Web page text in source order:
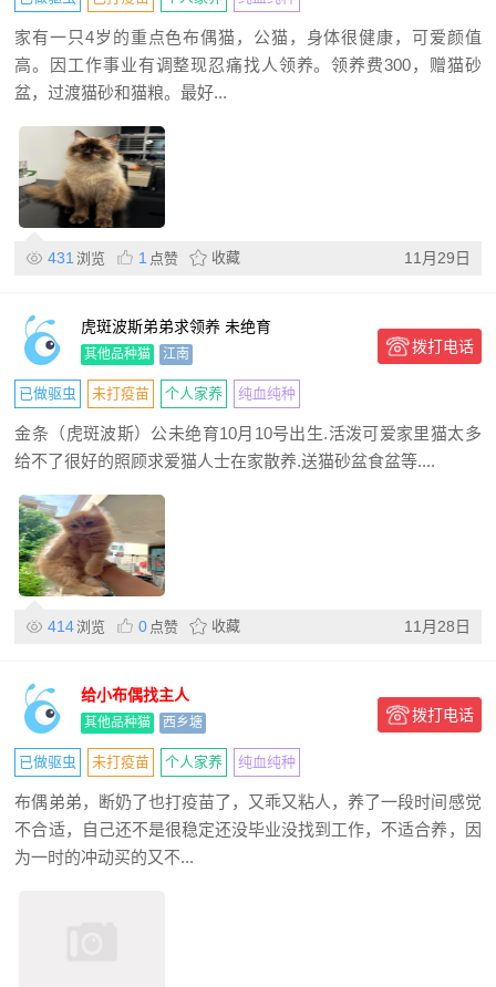
家有一只4岁的重点色布偶猫，公猫，身体很健康，可爱颜值
高。因工作事业有调整现忍痛找人领养。领养费300，赠猫砂
盆，过渡猫砂和猫粮。最好...
431 浏览 1 点赞 收藏 11月29日
虎斑波斯弟弟求领养 未绝育
其他品种猫 江南 拨打电话
已做驱虫 未打疫苗 个人家养 纯血纯种
金条（虎斑波斯）公未绝育10月10号出生.活泼可爱家里猫太多
给不了很好的照顾求爱猫人士在家散养.送猫砂盆食盆等....
414浏览 0 点赞 收藏 11月28日
给小布偶找主人
其他品种猫 西乡塘 拨打电话
已做驱虫 未打疫苗 个人家养 纯血纯种
布偶弟弟，断奶了也打疫苗了，又乖又粘人，养了一段时间感觉
不合适，自己还不是很稳定还没毕业没找到工作，不适合养，因
为一时的冲动买的又不...